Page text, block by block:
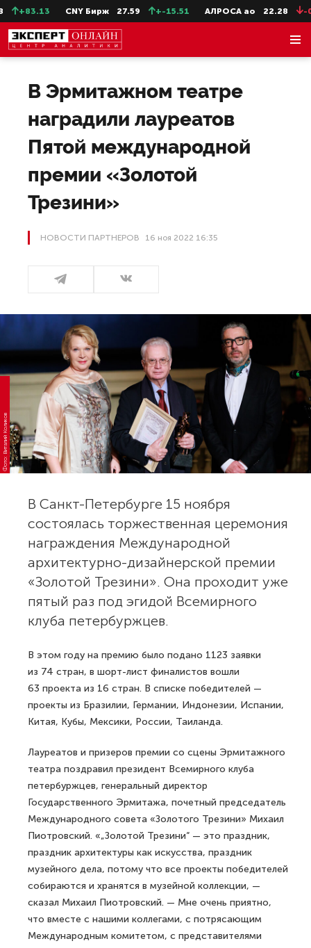
CNY Бирж 27.59 +-15.51 АЛРОСА ао 22.28 -0.31
В Эрмитажном театре
наградили лауреатов
Пятой международной
премии «Золотой
Трезини»
НОВОСТИ ПАРТНЕРОВ 16 ноя 2022 16:35
Фото: Виталий Коликов
В Санкт-Петербурге 15 ноября
состоялась торжественная церемония
награждения Международной
архитектурно-дизайнерской премии
«Золотой Трезини». Она проходит уже
пятый раз под эгидой Всемирного
клуба петербуржцев.
В этом году на премию было подано 1123 заявки
из 74 стран, в шорт-лист финалистов вошли
63 проекта из 16 стран. В списке победителей —
проекты из Бразилии, Германии, Индонезии, Испании,
Китая, Кубы, Мексики, России, Таиланда.
Лауреатов и призеров премии со сцены Эрмитажного
театра поздравил президент Всемирного клуба
петербуржцев, генеральный директор
Государственного Эрмитажа, почетный председатель
Международного совета «Золотого Трезини» Михаил
Пиотровский. «„Золотой Трезини“ — это праздник,
праздник архитектуры как искусства, праздник
музейного дела, потому что все проекты победителей
собираются и хранятся в музейной коллекции, —
сказал Михаил Пиотровский. — Мне очень приятно,
что вместе с нашими коллегами, с потрясающим
Международным комитетом, с представителями